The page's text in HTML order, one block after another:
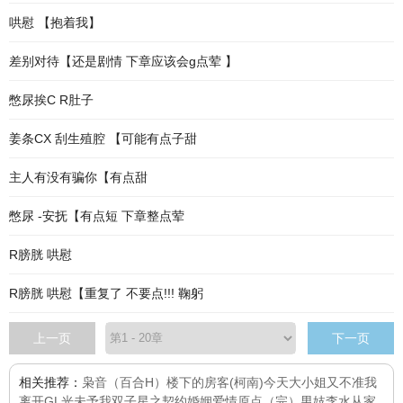
哄慰 【抱着我】
差别对待【还是剧情 下章应该会g点荤 】
憋尿挨C R肚子
姜条CX 刮生殖腔 【可能有点子甜
主人有没有骗你【有点甜
憋尿 -安抚【有点短 下章整点荤
R膀胱 哄慰
R膀胱 哄慰【重复了 不要点!!! 鞠躬
上一页 下一页
相关推荐： 枭音（百合H） 楼下的房客(柯南)今天大小姐又不准我